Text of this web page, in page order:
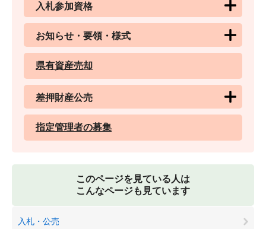
入札参加資格
お知らせ・要領・様式
県有資産売却
差押財産公売
指定管理者の募集
このページを見ている人は
こんなページも見ています
入札・公売